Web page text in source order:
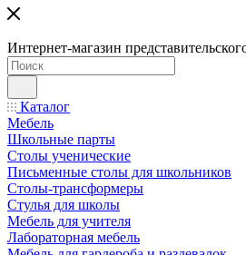
Интернет-магазин
Каталог
Мебель
Школьные парты
Столы ученические
Письменные столы для школьников
Столы-трансформеры
Стулья для школы
Мебель для учителя
Лабораторная мебель